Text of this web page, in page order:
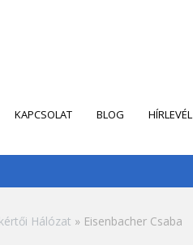
KAPCSOLAT BLOG HÍRLEVÉL
Hálózat Eisenbacher Csaba